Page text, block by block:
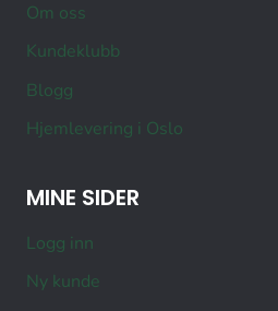
Om oss
Kundeklubb
Blogg
Hjemlevering i Oslo
MINE SIDER
Logg inn
Ny kunde